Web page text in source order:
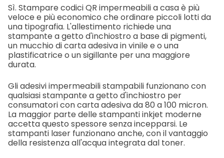
Sì. Stampare codici QR impermeabili a casa è più
veloce e più economico che ordinare piccoli lotti da
una tipografia. L'allestimento richiede una
stampante a getto d'inchiostro a base di pigmenti,
un mucchio di carta adesiva in vinile e o una
plastificatrice o un sigillante per una maggiore
durata.
Gli adesivi impermeabili stampabili funzionano con
qualsiasi stampante a getto d'inchiostro per
consumatori con carta adesiva da 80 a 100 micron.
La maggior parte delle stampanti inkjet moderne
accetta questo spessore senza incepparsi. Le
stampanti laser funzionano anche, con il vantaggio
della resistenza all'acqua integrata dal toner.